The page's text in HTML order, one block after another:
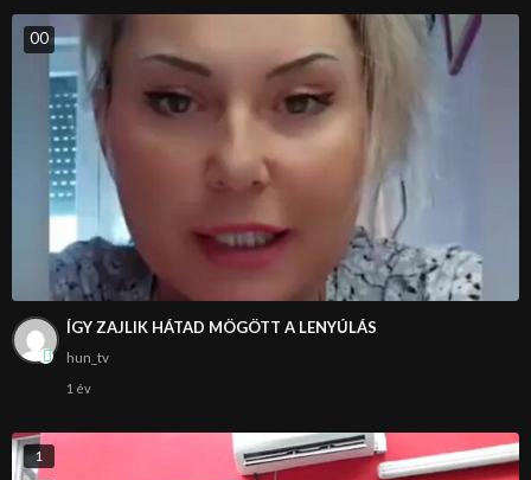
00
ÍGY ZAJLIK HÁTAD MÖGÖTT A LENYÚLÁS
hun_tv
1 év
1